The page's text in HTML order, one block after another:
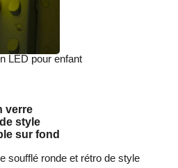
LED pour enfant
soufflé ronde et rétro de style